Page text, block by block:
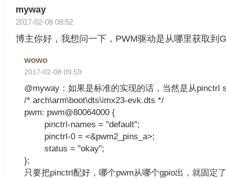
myway
2017-02-08 08:52
博主你好，我想问一下，PWM驱动是从哪里获取到
wowo
2017-02-08 09:59
@myway：如果是标准的实现的话，当然是从pinctrl
/* arch\arm\boot\dts\imx23-evk.dts */
pwm: pwm@80064000 {
pinctrl-names = "default";
pinctrl-0 = <&pwm2_pins_a>;
status = "okay";
};
只要把pinctrl配好，哪个pwm从哪个gpio出，就固定